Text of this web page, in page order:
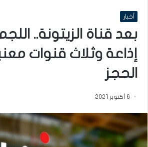
أخبار
بعد قناة الزيتونة..
إذاعة وثلاث قنوات
الحجز
6 أكتوبر 2021